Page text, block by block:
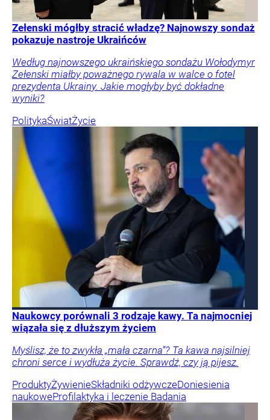
Zełenski mógłby stracić władzę? Najnowszy sondaż
pokazuje nastroje Ukraińców
Według najnowszego ukraińskiego sondażu Wołodymyr
Zełenski miałby poważnego rywala w walce o fotel
prezydenta Ukrainy. Jakie mogłyby być dokładne
wyniki?
PolitykaŚwiatŻycie
Naukowcy porównali 3 rodzaje kawy. Ta najmocniej
wiązała się z dłuższym życiem
Myślisz, że to zwykła „mała czarna”? Ta kawa najsilniej
chroni serce i wydłuża życie. Sprawdź, czy ją pijesz.
ProduktyŻywienieSkładniki odżywczeDoniesienia
naukoweProfilaktyka i leczenie Badania